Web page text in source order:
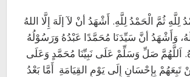
وَأَشْهَدُ أنَّ سَيِّدَنَا مُحَمَّدًا عَبْدُهُ وَرَسُوْلُهُ
اَللَّهُمَّ صَلِّ وَسَلِّمْ عَلَى نَبِيِّنَا مُحَمَّدٍ وَعَلَى
تَبِعَهُمْ بِإِحْسَانٍ إِلَى يَوْمِ القِيَامَةِ أَمَّا بَعْدُ